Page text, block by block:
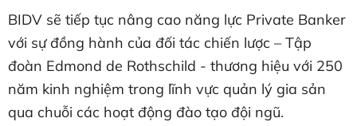
BIDV sẽ tiếp tục nâng cao năng lực Private Banker
với sự đồng hành của đối tác chiến lược – Tập
đoàn Edmond de Rothschild - thương hiệu với 250
năm kinh nghiệm trong lĩnh vực quản lý gia sản
qua chuỗi các hoạt động đào tạo đội ngũ.